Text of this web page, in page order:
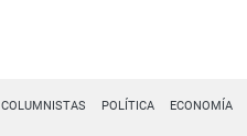
COLUMNISTAS POLÍTICA ECONOMÍA